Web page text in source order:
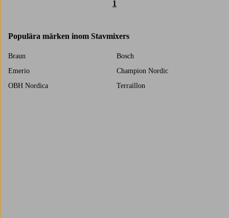
1
Populära märken inom Stavmixers
Braun
Bosch
Emerio
Champion Nordic
OBH Nordica
Terraillon